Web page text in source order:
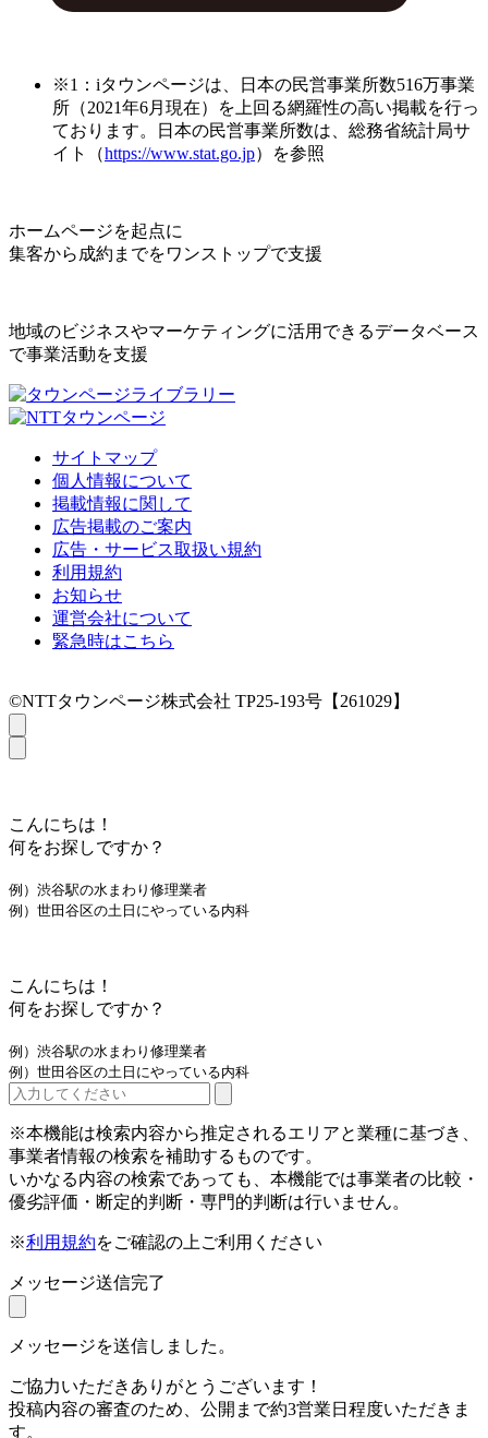
※1：iタウンページは、日本の民営事業所数516万事業
所（2021年6月現在）を上回る網羅性の高い掲載を行っ
ております。日本の民営事業所数は、総務省統計局サ
イト（https://www.stat.go.jp）を参照
ホームページを起点に
集客から成約までをワンストップで支援
地域のビジネスやマーケティングに活用できるデータベース
で事業活動を支援
サイトマップ
個人情報について
掲載情報に関して
広告掲載のご案内
広告・サービス取扱い規約
利用規約
お知らせ
運営会社について
緊急時はこちら
©NTTタウンページ株式会社 TP25-193号【261029】
こんにちは！
何をお探しですか？
例）渋谷駅の水まわり修理業者
例）世田谷区の土日にやっている内科
こんにちは！
何をお探しですか？
例）渋谷駅の水まわり修理業者
例）世田谷区の土日にやっている内科
※本機能は検索内容から推定されるエリアと業種に基づき、
事業者情報の検索を補助するものです。
いかなる内容の検索であっても、本機能では事業者の比較・
優劣評価・断定的判断・専門的判断は行いません。
※利用規約をご確認の上ご利用ください
メッセージ送信完了
メッセージを送信しました。
ご協力いただきありがとうございます！
投稿内容の審査のため、公開まで約3営業日程度いただきま
す。